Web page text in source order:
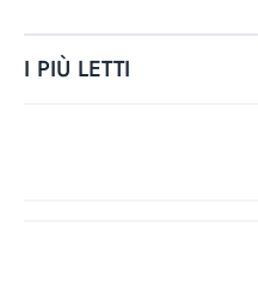
I PIÙ LETTI